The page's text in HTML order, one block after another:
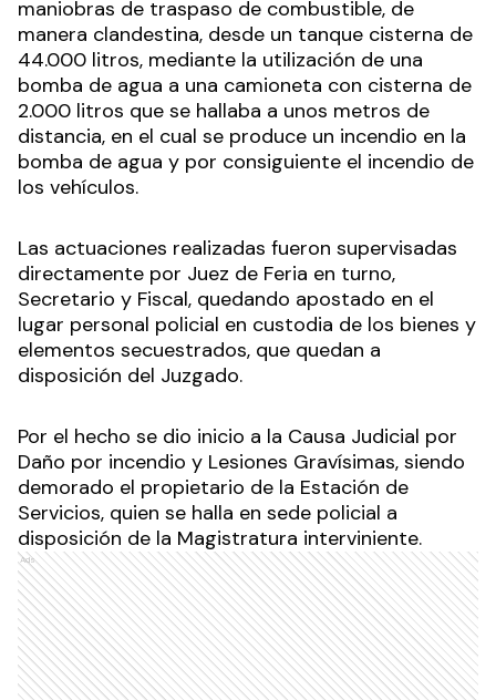
maniobras de traspaso de combustible, de
manera clandestina, desde un tanque cisterna de
44.000 litros, mediante la utilización de una
bomba de agua a una camioneta con cisterna de
2.000 litros que se hallaba a unos metros de
distancia, en el cual se produce un incendio en la
bomba de agua y por consiguiente el incendio de
los vehículos.
Las actuaciones realizadas fueron supervisadas
directamente por Juez de Feria en turno,
Secretario y Fiscal, quedando apostado en el
lugar personal policial en custodia de los bienes y
elementos secuestrados, que quedan a
disposición del Juzgado.
Por el hecho se dio inicio a la Causa Judicial por
Daño por incendio y Lesiones Gravísimas, siendo
demorado el propietario de la Estación de
Servicios, quien se halla en sede policial a
disposición de la Magistratura interviniente.
Ads